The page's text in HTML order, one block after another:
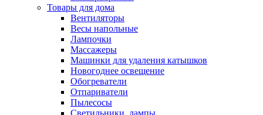
Товары для дома
Вентиляторы
Весы напольные
Лампочки
Массажеры
Машинки для удаления катышков
Новогоднее освещение
Обогреватели
Отпариватели
Пылесосы
Светильники, лампы